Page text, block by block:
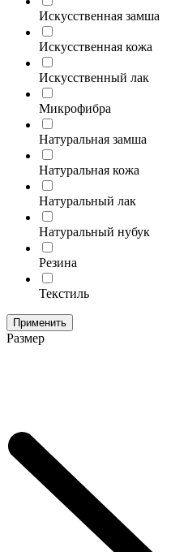
Искусственная замша
Искусственная кожа
Искусственный лак
Микрофибра
Натуральная замша
Натуральная кожа
Натуральный лак
Натуральный нубук
Резина
Текстиль
Применить
Размер